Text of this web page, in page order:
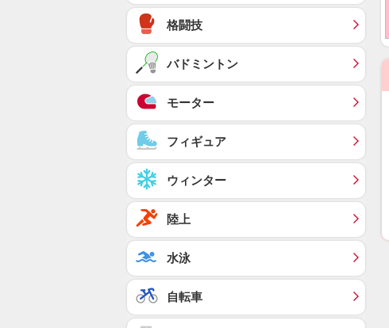
格闘技
バドミントン
モーター
フィギュア
ウィンター
陸上
水泳
自転車